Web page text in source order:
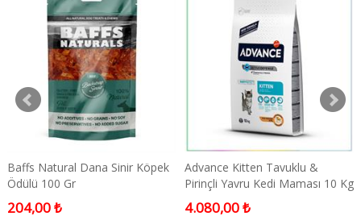
Baffs Natural Dana Sinir Köpek
Ödülü 100 Gr
204,00 ₺
Advance Kitten Tavuklu &
Pirinçli Yavru Kedi Maması 10 Kg
4.080,00 ₺